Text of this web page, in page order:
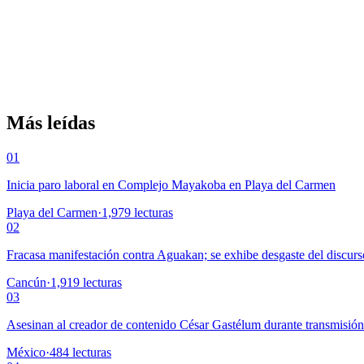
Más leídas
01
Inicia paro laboral en Complejo Mayakoba en Playa del Carmen
Playa del Carmen·1,979 lecturas
02
Fracasa manifestación contra Aguakan; se exhibe desgaste del
Cancún·1,919 lecturas
03
Asesinan al creador de contenido César Gastélum durante
México·484 lecturas